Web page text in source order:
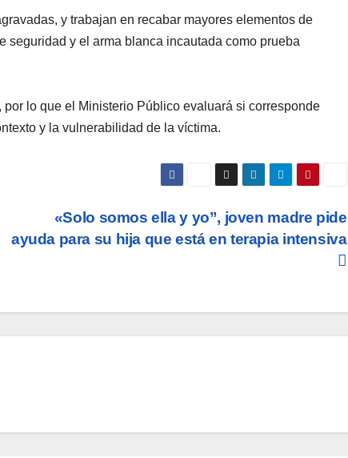
y trabajan en recabar mayores elementos de
y el arma blanca incautada como prueba
lo que el Ministerio Público evaluará si corresponde
y la vulnerabilidad de la víctima.
«Solo somos ella y yo”, joven madre pide
ayuda para su hija que está en terapia intensiva